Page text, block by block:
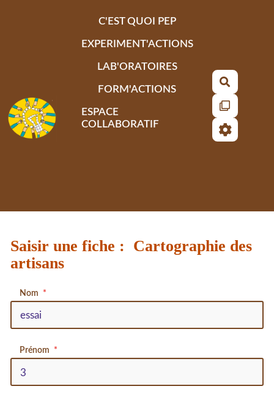
C'EST QUOI PEP
EXPERIMENT'ACTIONS
LAB'ORATOIRES
FORM'ACTIONS
ESPACE
COLLABORATIF
Saisir une fiche : Cartographie des
artisans
Nom
Prénom